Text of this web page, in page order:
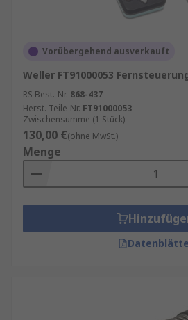
Vorübergehend ausverkauft
Weller FT91000053
RS Best.-Nr. 868-437
Herst. Teile-Nr. FT91000053
Zwischensumme (1 Stück)
130,00 €(ohne MwSt.)
Menge